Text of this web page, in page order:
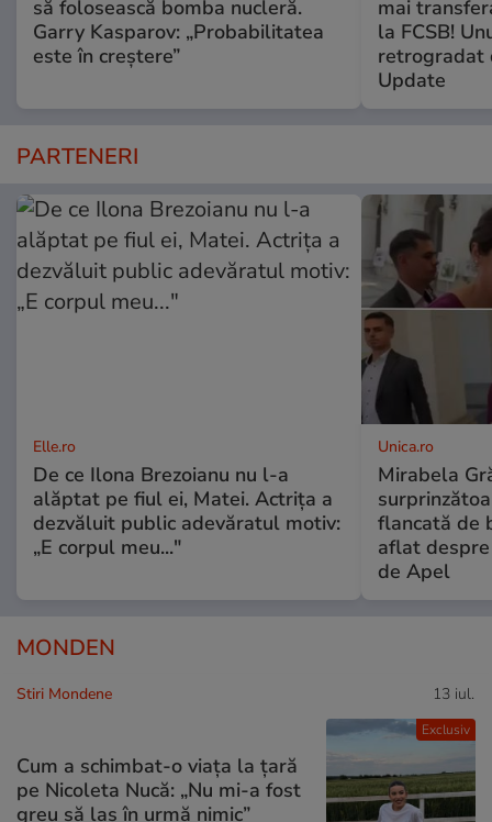
să folosească bomba nucleră.
Garry Kasparov: „Probabilitatea
este în creștere”
mai
la FCSB!
retrogradat
Update
PARTENERI
Elle.ro
De ce Ilona Brezoianu nu l-a
alăptat pe fiul ei, Matei. Actrița a
dezvăluit public adevăratul motiv:
„E corpul meu..."
Unica.ro
Mirabela
flancată de
aflat
de Apel
MONDEN
Exclusiv
Stiri Mondene 13 iul.
Cum a schimbat-o viața la țară
pe Nicoleta Nucă: „Nu mi-a fost
greu să las în urmă nimic”